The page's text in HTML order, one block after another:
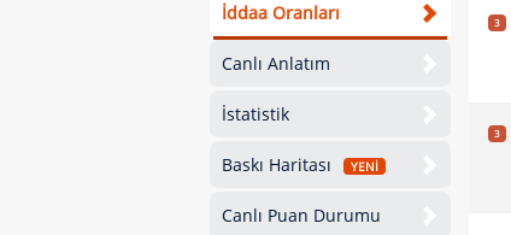
İddaa Oranları
Canlı Anlatım
İstatistik
Baskı Haritası YENİ
Canlı Puan Durumu
3
3